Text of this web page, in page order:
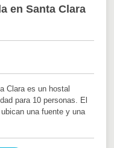
en Santa Clara
Clara es un hostal
para 10 personas. El
una fuente y una